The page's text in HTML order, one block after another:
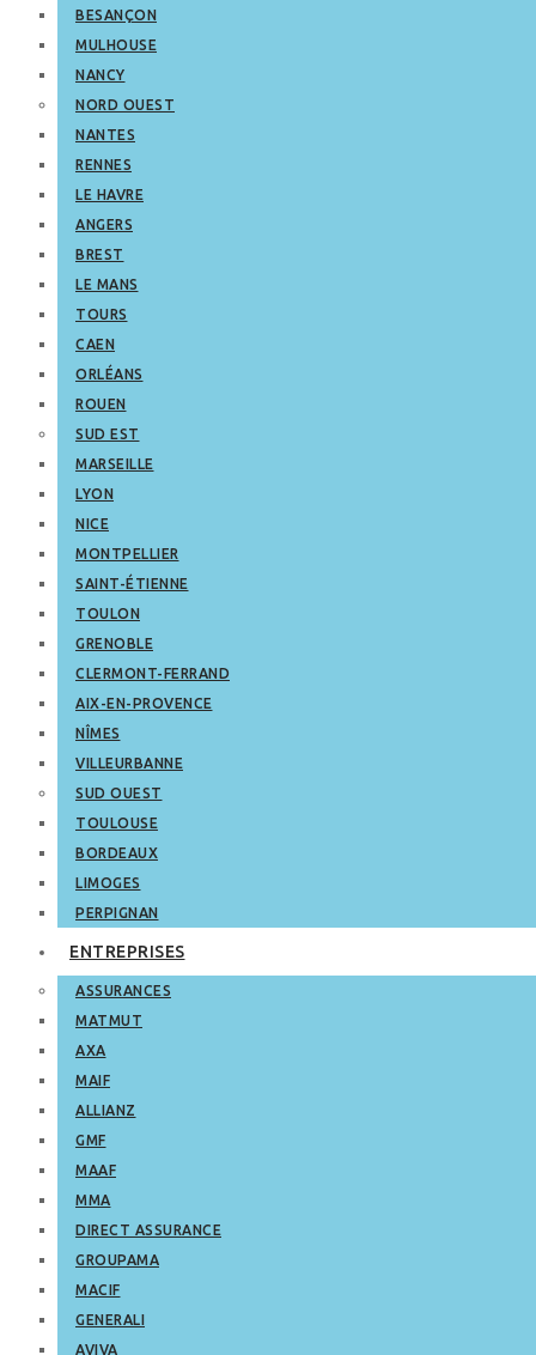
BESANÇON
MULHOUSE
NANCY
NORD OUEST
NANTES
RENNES
LE HAVRE
ANGERS
BREST
LE MANS
TOURS
CAEN
ORLÉANS
ROUEN
SUD EST
MARSEILLE
LYON
NICE
MONTPELLIER
SAINT-ÉTIENNE
TOULON
GRENOBLE
CLERMONT-FERRAND
AIX-EN-PROVENCE
NÎMES
VILLEURBANNE
SUD OUEST
TOULOUSE
BORDEAUX
LIMOGES
PERPIGNAN
ENTREPRISES
ASSURANCES
MATMUT
AXA
MAIF
ALLIANZ
GMF
MAAF
MMA
DIRECT ASSURANCE
GROUPAMA
MACIF
GENERALI
AVIVA